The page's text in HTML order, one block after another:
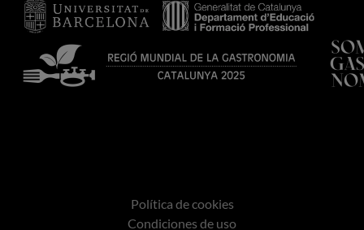
Política de cookies
Condiciones de uso